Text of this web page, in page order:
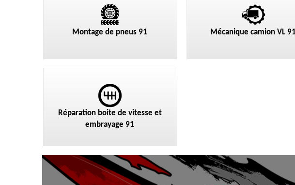
Montage de pneus 91 Mécanique camion VL 91
Réparation boite de vitesse et
embrayage 91